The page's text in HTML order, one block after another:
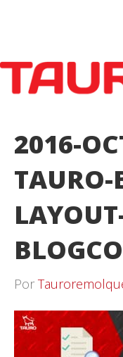
2016-
TAURO-
Por